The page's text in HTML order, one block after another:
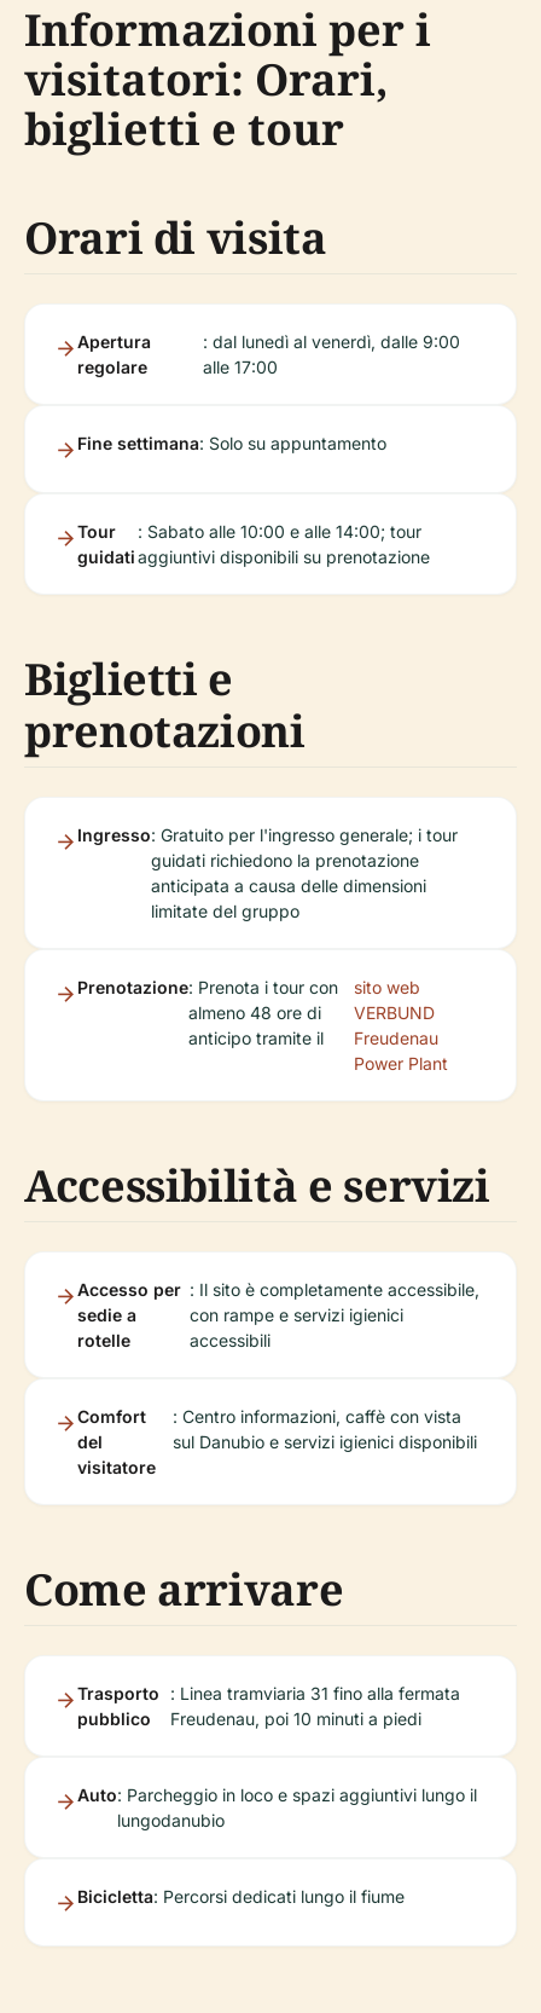
Informazioni per i
visitatori: Orari,
biglietti e tour
Orari di visita
Apertura
regolare
: dal lunedì al venerdì, dalle 9:00
alle 17:00
Fine settimana: Solo su appuntamento
Tour
guidati
: Sabato alle 10:00 e alle 14:00; tour
aggiuntivi disponibili su prenotazione
Biglietti e
prenotazioni
Ingresso: Gratuito per l'ingresso generale; i tour
guidati richiedono la prenotazione
anticipata a causa delle dimensioni
limitate del gruppo
Prenotazione: Prenota i tour con
almeno 48 ore di
anticipo tramite il
sito web
VERBUND
Freudenau
Power Plant
Accessibilità e servizi
Accesso per
sedie a
rotelle
: Il sito è completamente accessibile,
con rampe e servizi igienici
accessibili
Comfort
del
visitatore
: Centro informazioni, caffè con vista
sul Danubio e servizi igienici disponibili
Come arrivare
Trasporto
pubblico
: Linea tramviaria 31 fino alla fermata
Freudenau, poi 10 minuti a piedi
Auto: Parcheggio in loco e spazi aggiuntivi lungo il
lungodanubio
Bicicletta: Percorsi dedicati lungo il fiume